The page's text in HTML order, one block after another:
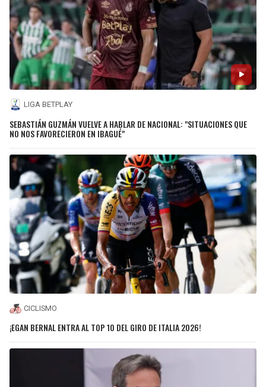
LIGA BETPLAY
SEBASTIÁN GUZMÁN VUELVE A HABLAR DE NACIONAL: "SITUACIONES QUE
NO NOS FAVORECIERON EN IBAGUÉ"
CICLISMO
¡EGAN BERNAL ENTRA AL TOP 10 DEL GIRO DE ITALIA 2026!